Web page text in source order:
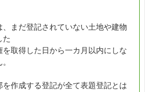
、まだ登記されていない土地や建物
た
を取得した日から一カ月以内にしな
を作成する登記が全て表題登記とは